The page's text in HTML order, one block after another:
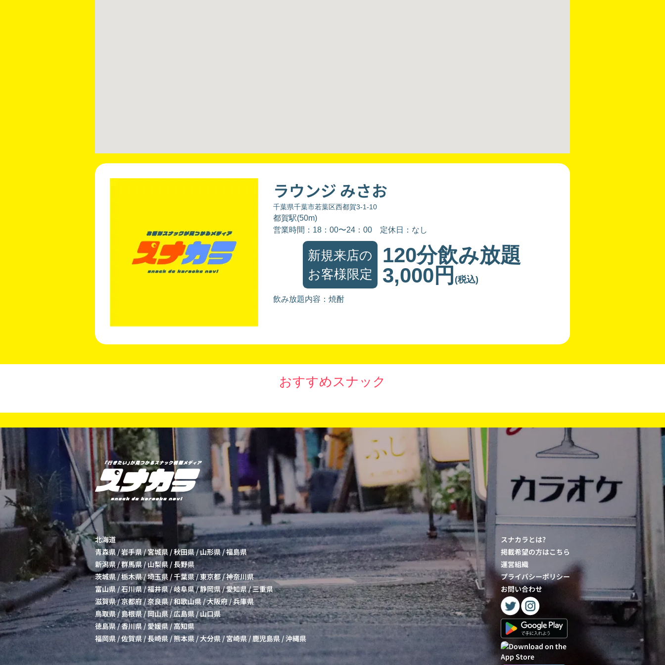
ラウンジ みさお
千葉県千葉市若葉区西都賀3-1-10
都賀駅(50m)
営業時間：18：00〜24：00
定休日：なし
新規来店の
お客様限定
120分飲み放題
3,000円 (税込)
飲み放題内容：焼酎
おすすめスナック
北海道
青森県/岩手県/宮城県 /秋田県/山形県/福島県
新潟県/群馬県/山梨県 /長野県
茨城県/栃木県/埼玉県 /千葉県/東京都/神奈川県
富山県/石川県/福井県/岐阜県/静岡県/愛知県/三重県
滋賀県/京都府/奈良県/和歌山県/大阪府/兵庫県
鳥取県/島根県/岡山県/広島県/山口県
徳島県/香川県/愛媛県/高知県
福岡県 /佐賀県/長崎県 /熊本県 /大分県/ 宮崎県/鹿児島県 /沖縄県
スナカラとは?
掲載希望の方はこちら
運営組織
プライバシーポリシー
お問い合わせ